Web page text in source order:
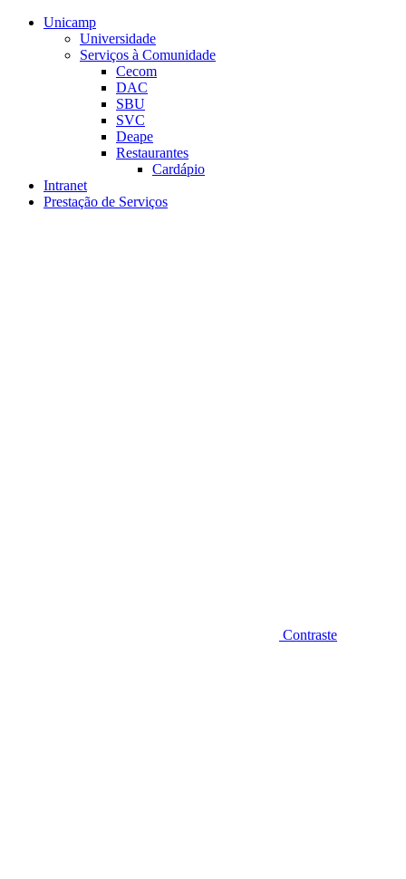
Conteúdo principal
Unicamp
Universidade
Serviços à Comunidade
Cecom
DAC
SBU
SVC
Deape
Restaurantes
Cardápio
Intranet
Prestação de Serviços
Contraste